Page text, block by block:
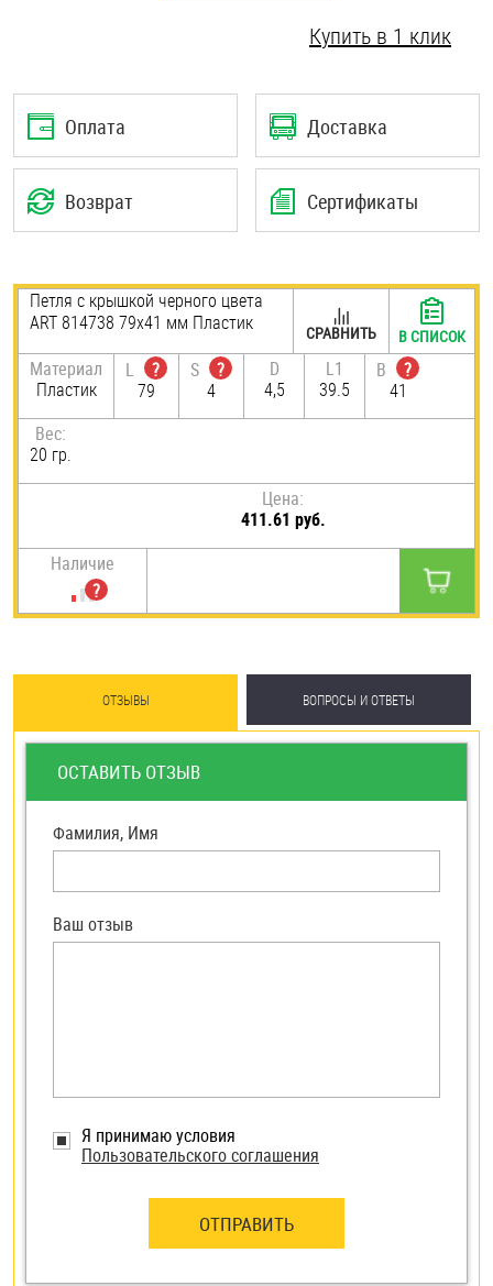
Шплинты
Штифты и пальцы
Купить в 1 клик
Оплата Доставка
Возврат Сертификаты
Петля с крышкой черного цвета
ART 814738 79х41 мм Пластик
Материал
Пластик
L
?
79
S
?
4
D
4,5
L1
39.5
B
?
41
Вес:
20 гр.
Цена:
411.61 руб.
Наличие
СРАВНИТЬ В СПИСОК
ОТЗЫВЫ ВОПРОСЫ И ОТВЕТЫ
ОСТАВИТЬ ОТЗЫВ
Фамилия, Имя
Я принимаю условия
Пользовательского соглашения
ОТПРАВИТЬ
Ваш отзыв